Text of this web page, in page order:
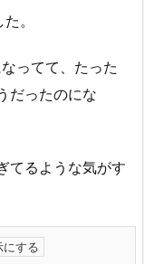
。
ってて、たった
だったのにな
てるような気がす